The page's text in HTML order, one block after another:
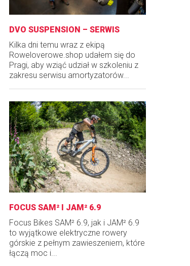
DVO SUSPENSION – SERWIS
Kilka dni temu wraz z ekipą
Roweloverowe.shop udałem się do
Pragi, aby wziąć udział w szkoleniu z
zakresu serwisu amortyzatorów...
FOCUS SAM² I JAM² 6.9
Focus Bikes SAM² 6.9, jak i JAM² 6.9
to wyjątkowe elektryczne rowery
górskie z pełnym zawieszeniem, które
łączą moc i...